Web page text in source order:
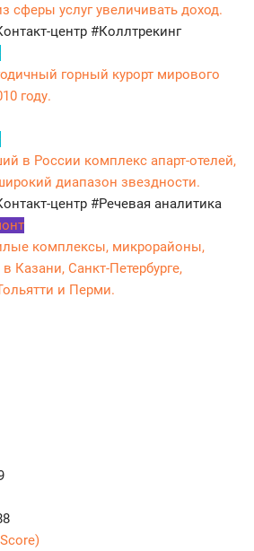
сферы услуг увеличивать доход.
центр #Коллтрекинг
горный курорт мирового
году.
в России комплекс апарт-отелей,
диапазон звездности.
центр #Речевая аналитика
комплексы, микрорайоны,
Казани, Санкт-Петербурге,
и Перми.